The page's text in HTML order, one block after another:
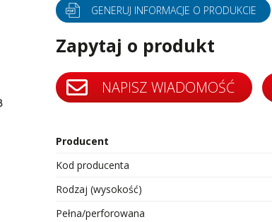
Konwertery częstotliwości
Konwertery protokołów przemysłowych
Lampy do szaf sterowniczych
Mierniki i wyświetlacze
Moduły interfejsowe
Silniki
Styczniki
Systemy
Wyłączniki i
GENERUJ INFORMACJE O PRODUKCIE
Zapytaj o produkt
NAPISZ WIADOMOŚĆ
Producent
Kod producenta
Rodzaj (wysokość)
Pełna/perforowana